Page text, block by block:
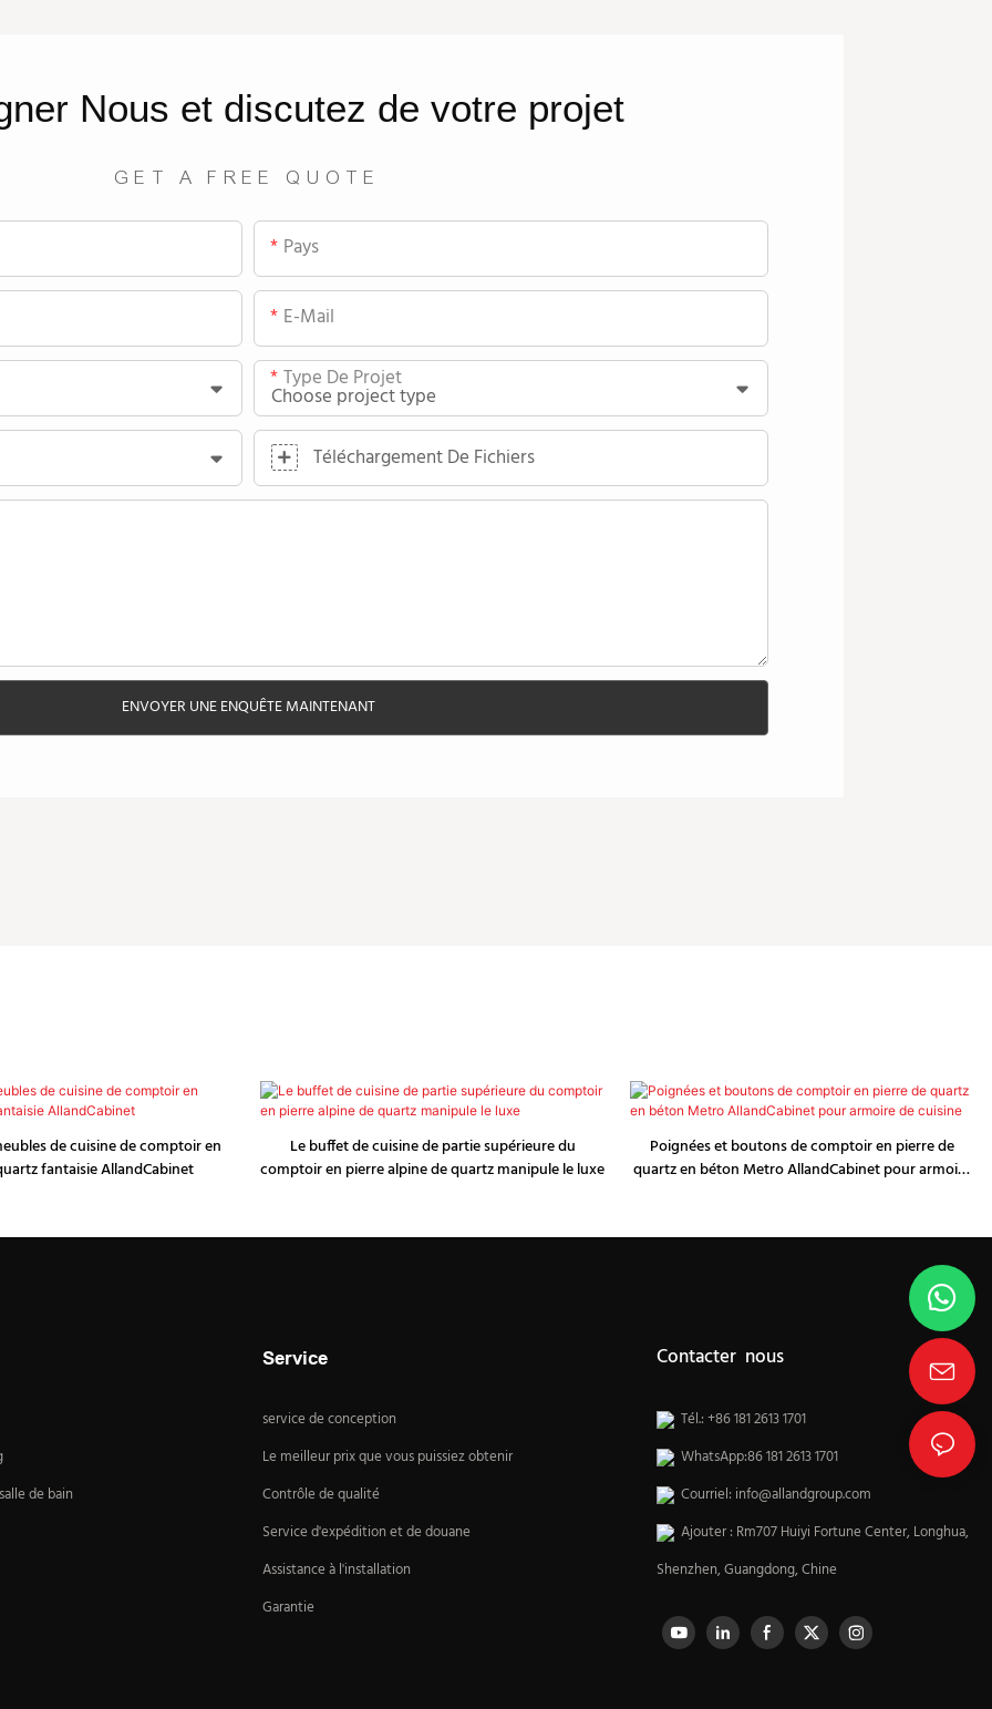
Nous et discutez de votre projet
GET A FREE QUOTE
Pays
E-Mail
Type De Projet
Téléchargement De Fichiers
ENVOYER UNE ENQUÊTE MAINTENANT
de cuisine de comptoir en
fantaisie AllandCabinet
Le buffet de cuisine de partie supérieure du
comptoir en pierre alpine de quartz manipule le luxe
Poignées et boutons de comptoir en pierre de
quartz en béton Metro AllandCabinet pour armoire
de bain
Service
service de conception
Le meilleur prix que vous puissiez obtenir
Contrôle de qualité
Service d'expédition et de douane
Assistance à l'installation
Garantie
Contacter nous
Tél.: +86 181 2613 1701
WhatsApp:86 181 2613 1701
Courriel: info@allandgroup.com
Ajouter : Rm707 Huiyi Fortune Center, Longhua,
Shenzhen, Guangdong, Chine